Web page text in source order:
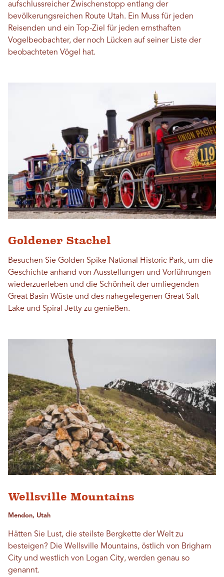
aufschlussreicher Zwischenstopp entlang der
bevölkerungsreichen Route Utah. Ein Muss für jeden
Reisenden und ein Top-Ziel für jeden ernsthaften
Vogelbeobachter, der noch Lücken auf seiner Liste der
beobachteten Vögel hat.
Goldener Stachel
Besuchen Sie Golden Spike National Historic Park, um die
Geschichte anhand von Ausstellungen und Vorführungen
wiederzuerleben und die Schönheit der umliegenden
Great Basin Wüste und des nahegelegenen Great Salt
Lake und Spiral Jetty zu genießen.
Wellsville Mountains
Mendon, Utah
Hätten Sie Lust, die steilste Bergkette der Welt zu
besteigen? Die Wellsville Mountains, östlich von Brigham
City und westlich von Logan City, werden genau so
genannt.